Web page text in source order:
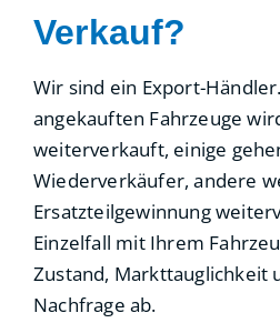
Verkauf?
Wir sind ein Export-
angekauften Fahrzeuge
weiterverkauft, einige
Wiederverkäufer, andere
Ersatzteilgewinnung
Einzelfall mit Ihrem
Zustand, Markttauglichkeit
Nachfrage ab.